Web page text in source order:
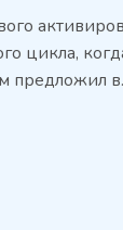
цикла,
предложил